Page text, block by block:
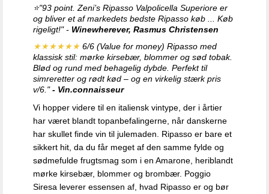
⭐"93 point. Zeni’s Ripasso Valpolicella Superiore er
og bliver et af markedets bedste Ripasso køb ... Køb
rigeligt!"- Winewherever, Rasmus Christensen
★★★★★★ 6/6 (Value for money) Ripasso med
klassisk stil: mørke kirsebær, blommer og sød tobak.
Blød og rund med behagelig dybde. Perfekt til
simreretter og rødt kød – og en virkelig stærk pris
v/6." - Vin.connaisseur
Vi hopper videre til en italiensk vintype, der i årtier
har været blandt topanbefalingerne, når danskerne
har skullet finde vin til julemaden. Ripasso er bare et
sikkert hit, da du får meget af den samme fylde og
sødmefulde frugtsmag som i en Amarone, heriblandt
mørke kirsebær, blommer og brombær. Poggio
Siresa leverer essensen af, hvad Ripasso er og bør